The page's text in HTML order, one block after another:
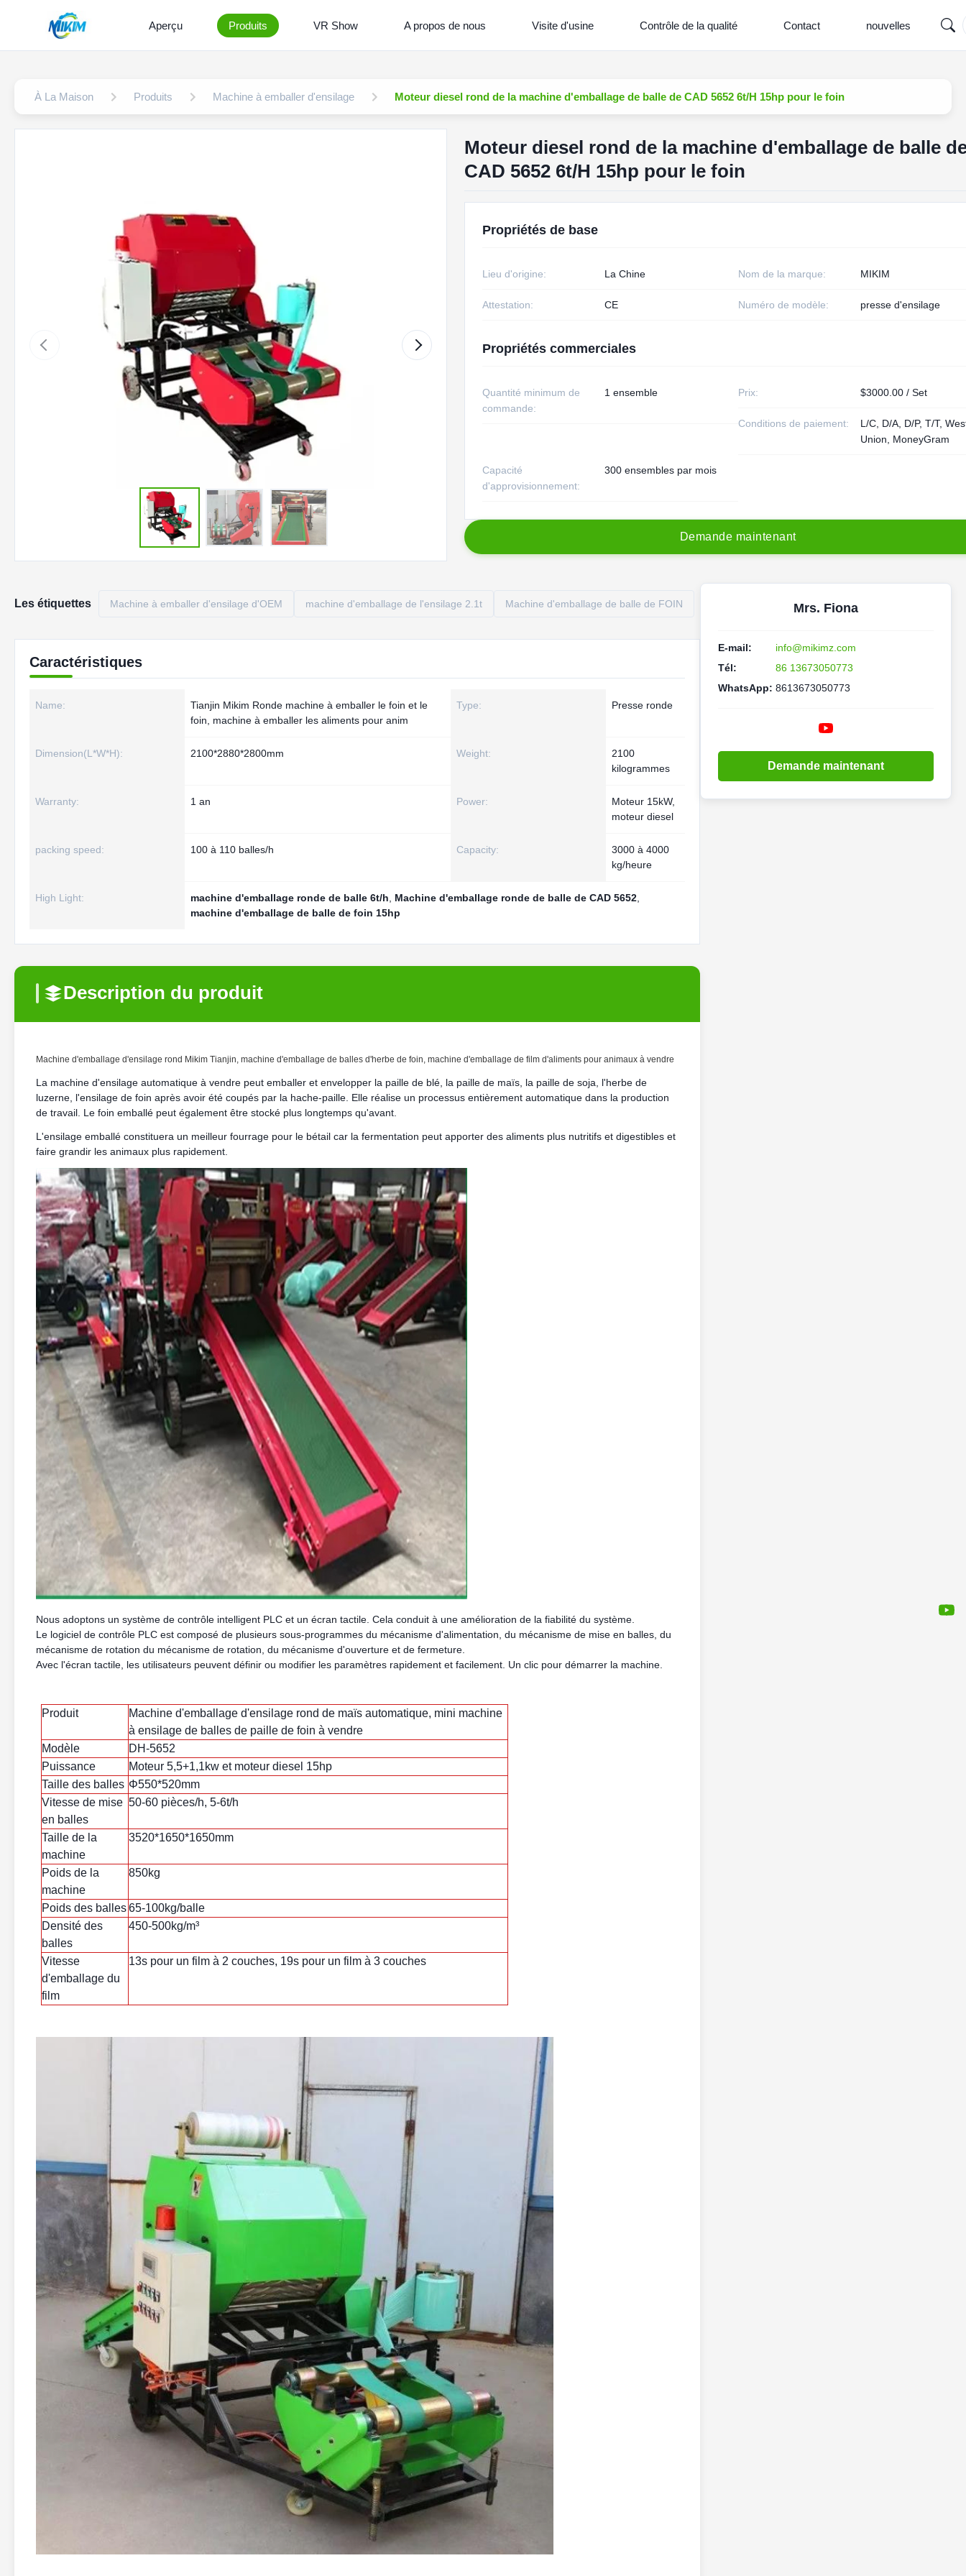
Aperçu Produits VR Show A propos de nous Visite d'usine Contrôle de la qualité Contact nouvelles
À La Maison Produits Machine à emballer d'ensilage Moteur diesel rond de la machine d'emballage de balle de CAD 5652 6t/H 15hp pour le foin
Moteur diesel rond de la machine d'emballage de balle
CAD 5652 6t/H 15hp pour le foin
Propriétés de base
Lieu d'origine: La Chine Nom de la marque: MIKIM
Attestation: CE Numéro de modèle: presse d'ensilage
Propriétés commerciales
Quantité minimum de
commande:
1 ensemble Prix: $3000.00 / Set
Conditions de paiement:
L/C, D/A, D/P, T/T,
Union, MoneyGram
Capacité
d'approvisionnement:
300 ensembles par mois
Demande maintenant
Les étiquettes Machine à emballer d'ensilage d'OEM machine d'emballage de l'ensilage 2.1t Machine d'emballage de balle de FOIN
Caractéristiques
Name:
Tianjin Mikim Ronde machine à emballer le foin et le
foin, machine à emballer les aliments pour anim
Type: Presse ronde
Dimension(L*W*H): 2100*2880*2800mm Weight:
2100
kilogrammes
Warranty: 1 an Power:
Moteur 15kW,
moteur diesel
packing speed: 100 à 110 balles/h Capacity:
3000 à 4000
kg/heure
High Light: machine d'emballage ronde de balle 6t/h Machine d'emballage ronde de balle de CAD 5652
machine d'emballage de balle de foin 15hp
Description du produit
Machine d'emballage d'ensilage rond Mikim Tianjin, machine d'emballage de balles d'herbe de foin, machine d'emballage de film d'aliments pour animaux à vendre
La machine d'ensilage automatique à vendre peut emballer et envelopper la paille de blé, la paille de maïs, la paille de soja, l'herbe de
luzerne, l'ensilage de foin après avoir été coupés par la hache-paille. Elle réalise un processus entièrement automatique dans la production
de travail. Le foin emballé peut également être stocké plus longtemps qu'avant.
L'ensilage emballé constituera un meilleur fourrage pour le bétail car la fermentation peut apporter des aliments plus nutritifs et digestibles et
faire grandir les animaux plus rapidement.
Nous adoptons un système de contrôle intelligent PLC et un écran tactile. Cela conduit à une amélioration de la fiabilité du système.
Le logiciel de contrôle PLC est composé de plusieurs sous-programmes du mécanisme d'alimentation, du mécanisme de mise en balles, du
mécanisme de rotation du mécanisme de rotation, du mécanisme d'ouverture et de fermeture.
Avec l'écran tactile, les utilisateurs peuvent définir ou modifier les paramètres rapidement et facilement. Un clic pour démarrer la machine.
Produit
Machine d'emballage d'ensilage rond de maïs automatique, mini machine
à ensilage de balles de paille de foin à vendre
Modèle
DH-5652
Puissance
Moteur 5,5+1,1kw et moteur diesel 15hp
Taille des balles Φ550*520mm
Vitesse de mise
en balles
50-60 pièces/h, 5-6t/h
Taille de la
machine
3520*1650*1650mm
Poids de la
machine
850kg
Poids des balles65-100kg/balle
Densité des
balles
450-500kg/m³
Vitesse
d'emballage du
film
13s pour un film à 2 couches, 19s pour un film à 3 couches
Mrs. Fiona
E-mail:
info@mikimz.com
Tél:
86 13673050773
WhatsApp: 8613673050773
Demande maintenant